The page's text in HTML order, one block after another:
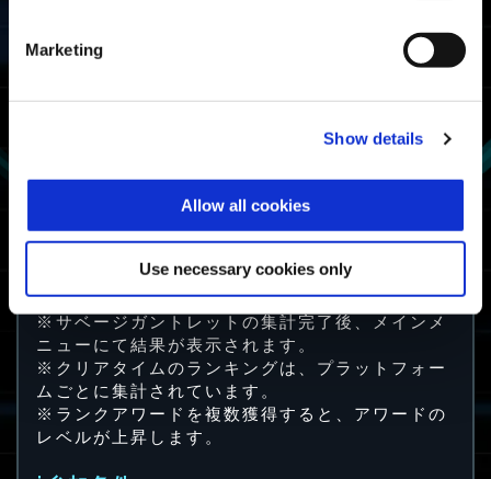
Marketing
Show details
Allow all cookies
Use necessary cookies only
※クリアタイムが上位になると、下位のアワード
も追加で獲得できます。
※サベージガントレットの集計完了後、メインメ
ニューにて結果が表示されます。
※クリアタイムのランキングは、プラットフォー
ムごとに集計されています。
※ランクアワードを複数獲得すると、アワードの
レベルが上昇します。